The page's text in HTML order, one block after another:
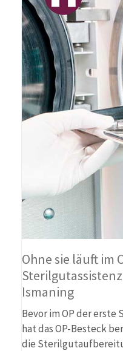
Ohne sie läuft im
Ismaning
Bevor im OP der
hat das OP-Besteck
die